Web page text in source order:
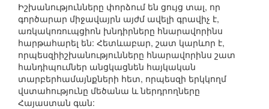
Իշխանությունները փորձում են ցույց տալ, որ
գործարար միջավայրն այժմ ավելի գրավիչ է,
առկակոռուպցիոն խնդիրները հնարավորինս
հարթահարել են: Հետևաբար, շատ կարևոր է,
որպեսզիիշխանությունները հնարավորինս շատ
հանդիպումներ անցկացնեն հայկական
տարբերհամայնքների հետ, որպեսզի երկկողմ
վստահությունը մեծանա և ներդրողները
Հայաստան գան: